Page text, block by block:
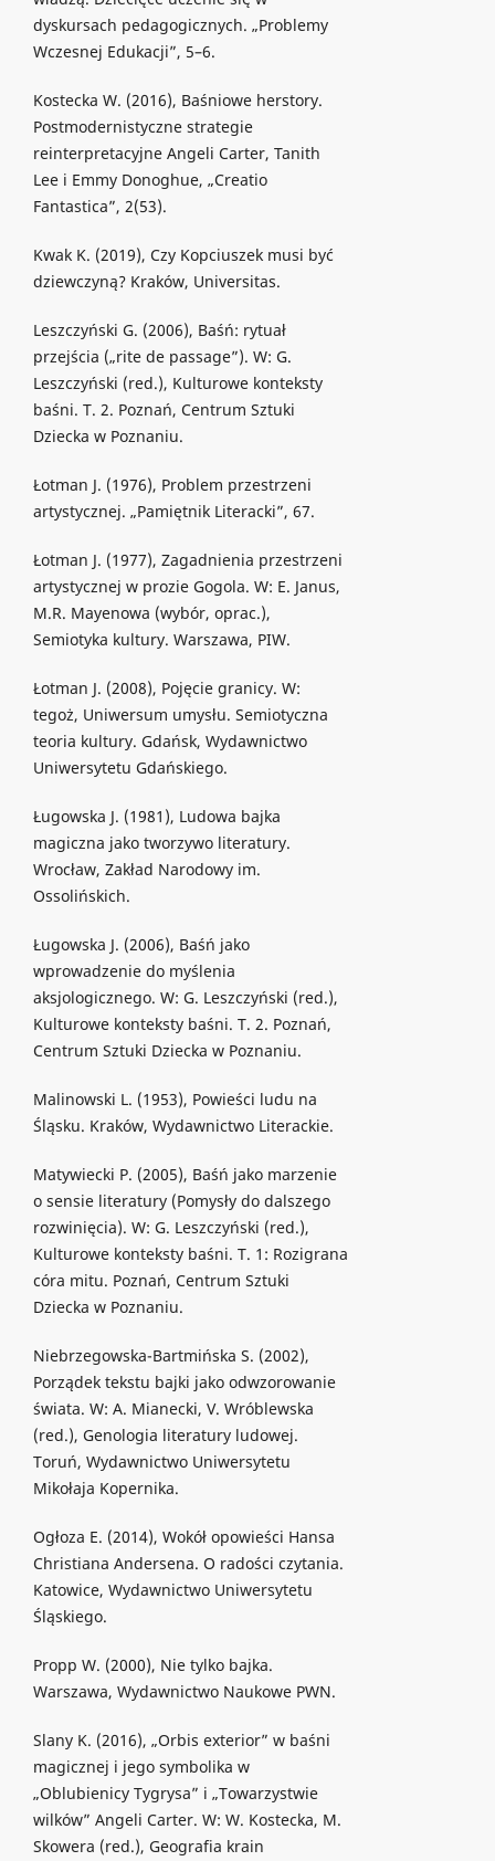
dyskursach pedagogicznych. „Problemy
Wczesnej Edukacji”, 5–6.
Kostecka W. (2016), Baśniowe herstory.
Postmodernistyczne strategie
reinterpretacyjne Angeli Carter, Tanith
Lee i Emmy Donoghue, „Creatio
Fantastica”, 2(53).
Kwak K. (2019), Czy Kopciuszek musi być
dziewczyną? Kraków, Universitas.
Leszczyński G. (2006), Baśń: rytuał
przejścia („rite de passage”). W: G.
Leszczyński (red.), Kulturowe konteksty
baśni. T. 2. Poznań, Centrum Sztuki
Dziecka w Poznaniu.
Łotman J. (1976), Problem przestrzeni
artystycznej. „Pamiętnik Literacki”, 67.
Łotman J. (1977), Zagadnienia przestrzeni
artystycznej w prozie Gogola. W: E. Janus,
M.R. Mayenowa (wybór, oprac.),
Semiotyka kultury. Warszawa, PIW.
Łotman J. (2008), Pojęcie granicy. W:
tegoż, Uniwersum umysłu. Semiotyczna
teoria kultury. Gdańsk, Wydawnictwo
Uniwersytetu Gdańskiego.
Ługowska J. (1981), Ludowa bajka
magiczna jako tworzywo literatury.
Wrocław, Zakład Narodowy im.
Ossolińskich.
Ługowska J. (2006), Baśń jako
wprowadzenie do myślenia
aksjologicznego. W: G. Leszczyński (red.),
Kulturowe konteksty baśni. T. 2. Poznań,
Centrum Sztuki Dziecka w Poznaniu.
Malinowski L. (1953), Powieści ludu na
Śląsku. Kraków, Wydawnictwo Literackie.
Matywiecki P. (2005), Baśń jako marzenie
o sensie literatury (Pomysły do dalszego
rozwinięcia). W: G. Leszczyński (red.),
Kulturowe konteksty baśni. T. 1: Rozigrana
córa mitu. Poznań, Centrum Sztuki
Dziecka w Poznaniu.
Niebrzegowska-Bartmińska S. (2002),
Porządek tekstu bajki jako odwzorowanie
świata. W: A. Mianecki, V. Wróblewska
(red.), Genologia literatury ludowej.
Toruń, Wydawnictwo Uniwersytetu
Mikołaja Kopernika.
Ogłoza E. (2014), Wokół opowieści Hansa
Christiana Andersena. O radości czytania.
Katowice, Wydawnictwo Uniwersytetu
Śląskiego.
Propp W. (2000), Nie tylko bajka.
Warszawa, Wydawnictwo Naukowe PWN.
Slany K. (2016), „Orbis exterior” w baśni
magicznej i jego symbolika w
„Oblubienicy Tygrysa” i „Towarzystwie
wilków” Angeli Carter. W: W. Kostecka, M.
Skowera (red.), Geografia krain